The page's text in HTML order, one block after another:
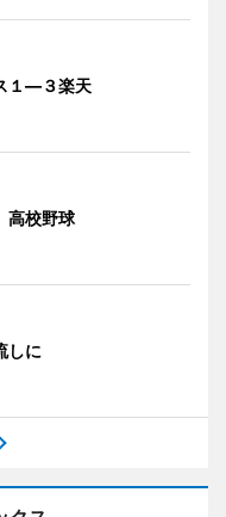
１―３楽天
高校野球
しに